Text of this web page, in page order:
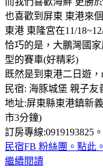
也喜歡到屏東 東港來
東港 東隆宮在11/
恰巧的是，大鵬灣國
型的賽車(好精彩)
既然是到東港二日遊
民宿: 海豚城堡 親子友
地址:屏東縣東港鎮新
市3分鐘)
訂房專線:0919193825
民宿FB 粉絲團。點此
繼續閱讀